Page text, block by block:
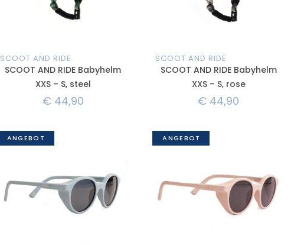
SCOOT AND RIDE
SCOOT AND RIDE Babyhelm
XXS – S, steel
€44,90
SCOOT AND RIDE
SCOOT AND RIDE Babyhelm
XXS – S, rose
€ 44,90
ANGEBOT ANGEBOT